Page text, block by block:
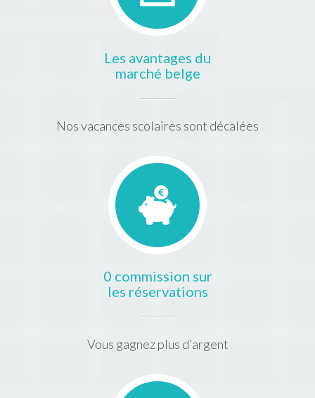
Les avantages du
marché belge
Nos vacances scolaires sont décalées
0 commission sur
les réservations
Vous gagnez plus d'argent